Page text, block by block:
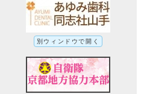
別ウィンドウで開く